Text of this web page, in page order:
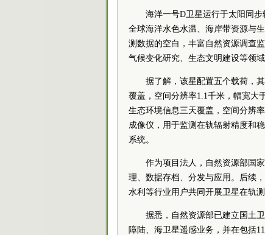
海洋一号D卫星运行于太阳同
全球海洋水色水温、海岸带资源与
测数据的空白，丰富自然资源调查
气候变化研究、生态文明建设等领
据了解，该星配置五个载荷，
覆盖，空间分辨率1.1千米，幅宽大
生态环境信息三天覆盖，空间分辨
成像仪，用于监测在轨辐射精度和
系统。
作为项目法人，自然资源部国
理、数据存档、分发与应用。后续
水利等行业用户共同开展卫星在轨
据悉，自然资源部已建立国土
障陆、海卫星遥感业务，并在包括